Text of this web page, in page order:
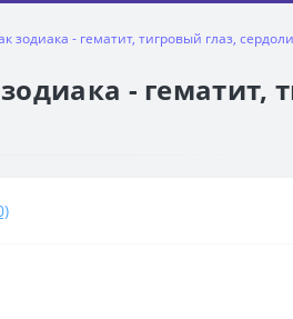
- гематит, тигровый глаз,
- гематит,